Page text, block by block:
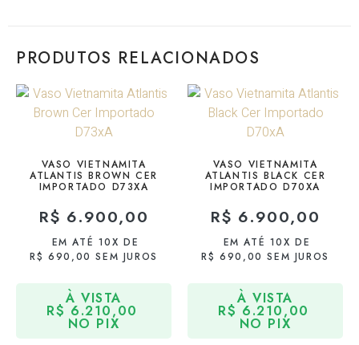
PRODUTOS RELACIONADOS
VASO VIETNAMITA
ATLANTIS BROWN CER
IMPORTADO D73XA
R$ 6.900,00
EM ATÉ 10X DE
R$ 690,00 SEM JUROS
À VISTA
R$ 6.210,00
NO PIX
VASO VIETNAMITA
ATLANTIS BLACK CER
IMPORTADO D70XA
R$ 6.900,00
EM ATÉ 10X DE
R$ 690,00 SEM JUROS
À VISTA
R$ 6.210,00
NO PIX